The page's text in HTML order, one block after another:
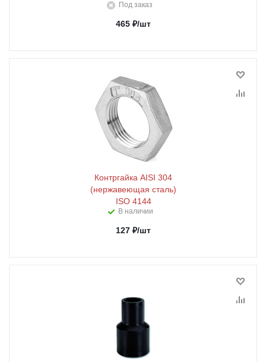
Под заказ
465 ₽/шт
Контргайка AISI 304
(нержавеющая сталь)
ISO 4144
В наличии
127 ₽/шт